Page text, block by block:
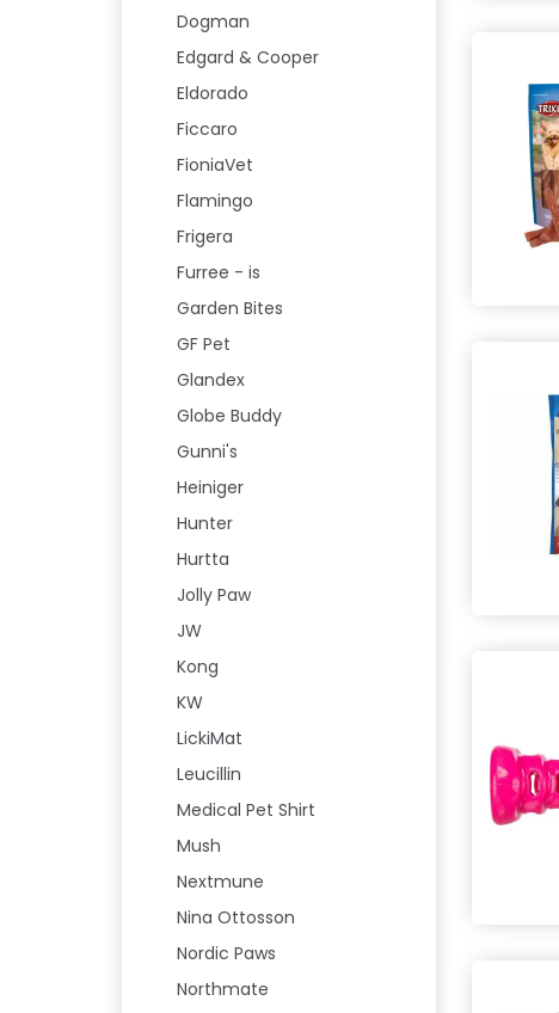
Dogman
Edgard & Cooper
Eldorado
Ficcaro
FioniaVet
Flamingo
Frigera
Furree - is
Garden Bites
GF Pet
Glandex
Globe Buddy
Gunni's
Heiniger
Hunter
Hurtta
Jolly Paw
JW
Kong
KW
LickiMat
Leucillin
Medical Pet Shirt
Mush
Nextmune
Nina Ottosson
Nordic Paws
Northmate